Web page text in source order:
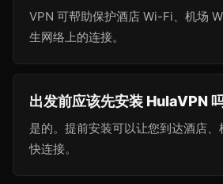
VPN 可帮助保护酒店 Wi-Fi、机场
生网络上的连接。
出发前应该先安装 HulaVPN
是的。提前安装可以让您到达酒店
快连接。